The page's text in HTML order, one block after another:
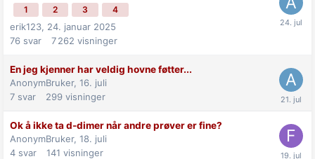
1 2 3 4
erik123, 24. januar 2025
76 svar 7 262 visninger
En jeg kjenner har veldig hovne føtter...
AnonymBruker, 16. juli
7 svar 299 visninger
Ok å ikke ta d-dimer når andre prøver er fine?
AnonymBruker, 18. juli
4 svar 141 visninger